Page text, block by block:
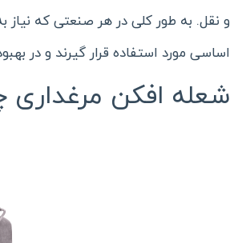
و نقل. به طور کلی در هر صنعتی که نیاز
اساسی مورد استفاده قرار گیرند و در
شعله افکن